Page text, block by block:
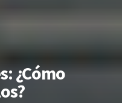
¿Cómo